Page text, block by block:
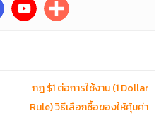
กฎ $1 ต่อการใช้งาน (1 Dollar
Rule) วิธีเลือกซื้อของให้คุ้มค่า